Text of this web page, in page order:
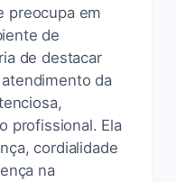
preocupa em
de
de destacar
da
profissional. Ela
cordialidade
na